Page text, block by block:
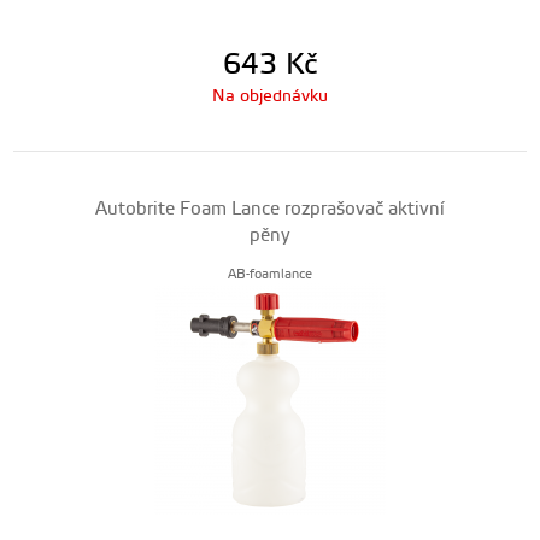
643 Kč
Na objednávku
Autobrite Foam Lance rozprašovač aktivní
pěny
AB-foamlance